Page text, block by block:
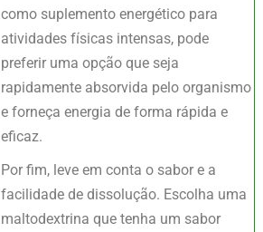
como suplemento energético para
atividades físicas intensas, pode
preferir uma opção que seja
rapidamente absorvida pelo organismo
e forneça energia de forma rápida e
eficaz.
Por fim, leve em conta o sabor e a
facilidade de dissolução. Escolha uma
maltodextrina que tenha um sabor